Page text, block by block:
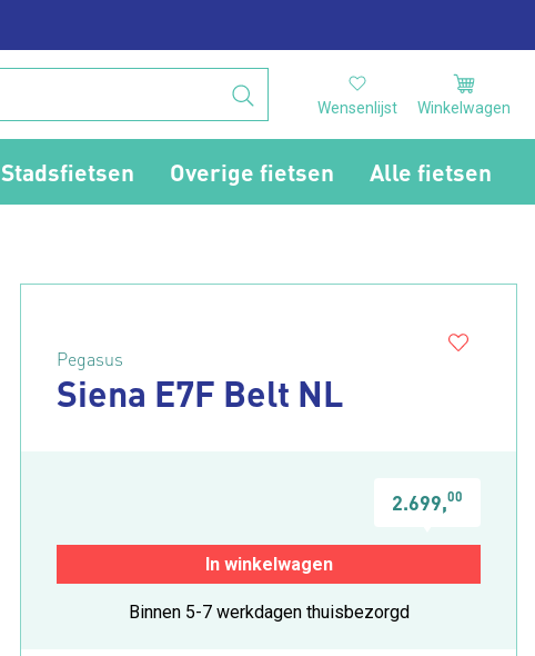
Wensenlijst Winkelwagen
Stadsfietsen Overige fietsen Alle fietsen
Pegasus
Siena E7F Belt NL
2.699,00
In winkelwagen
Binnen 5-7 werkdagen thuisbezorgd